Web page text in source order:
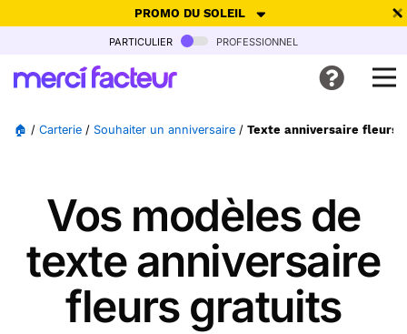
PROMO DU SOLEIL
-30% de réduction avec le code SUMMER26pour envoyer des
particulier professionnel
🏠 / Carterie / Souhaiter un anniversaire / Texte anniversaire fleurs
Vos modèles de
texte anniversaire
fleurs gratuits